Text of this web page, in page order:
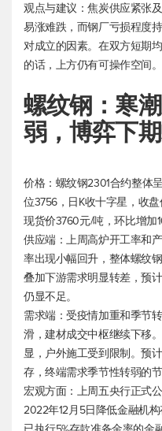
观点与建议：焦炭供应紧张
易涨难跌，而钢厂亏损程度
对成立的因素。在双方短期
的话，上方仍有可操作空间。
螺纹钢：寒
弱，博弈下
价格：螺纹钢2301合约整体
位3756，日K收十字星，收
现货价3760元/吨，环比增加
供应端：上周高炉开工率和
率出现小幅回升，整体螺纹
叠加下游需求明显转差，预
仍显不足。
需求端：受疫情加重和季节
滑，建材成交中枢继续下移
显，户外施工受到限制。预
存，终端需求季节性转弱的
宏观方面：上周五央行正式
2022年12月5日降低金融机